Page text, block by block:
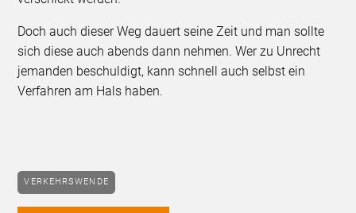
Doch auch dieser Weg dauert seine Zeit und man sollte
sich diese auch abends dann nehmen. Wer zu Unrecht
jemanden beschuldigt, kann schnell auch selbst ein
Verfahren am Hals haben.
VERKEHRSWENDE